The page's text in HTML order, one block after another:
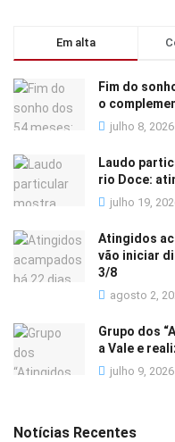
Em alta
Fim do
o
julho 8, 2026
Laudo
rio Doce:
julho 19,
Atingidos
vão iniciar
3/8
agosto 2,
Grupo dos
a Vale e
julho 9, 2026
Notícias Recentes